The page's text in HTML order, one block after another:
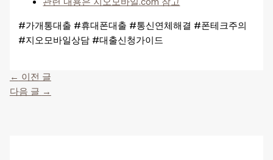
관련 내용은 지오모바일.com 참고
#가개통대출 #휴대폰대출 #통신연체해결 #폰테크주의
#지오모바일상담 #대출신청가이드
← 이전 글
다음 글 →